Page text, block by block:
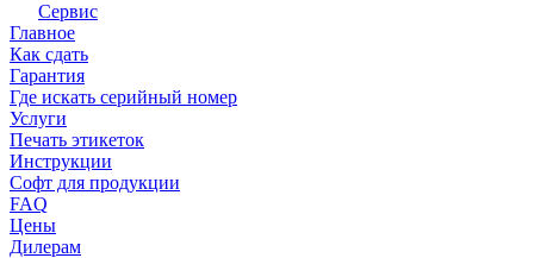
Сервис
Главное
Как сдать
Гарантия
Где искать серийный номер
Услуги
Печать этикеток
Инструкции
Софт для продукции
FAQ
Цены
Дилерам